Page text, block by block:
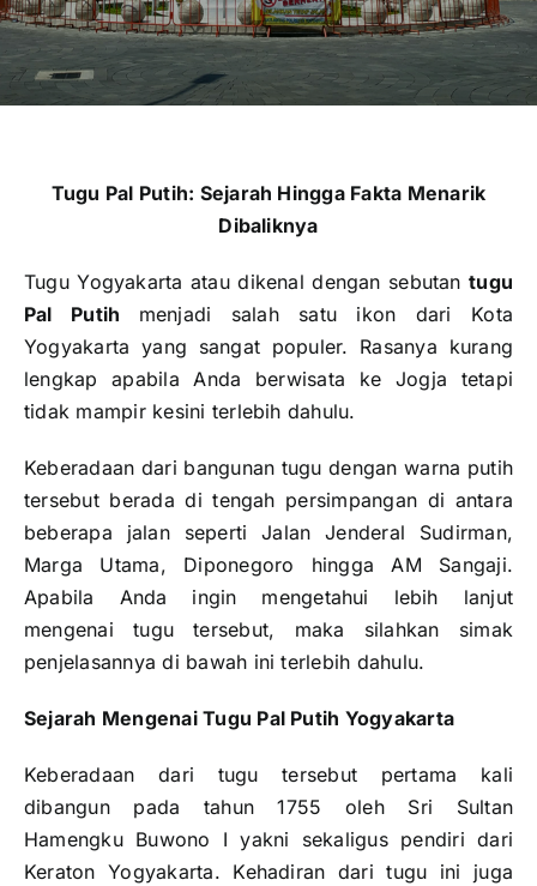
Publikasi
Peta Wisata
Tugu Pal Putih: Sejarah Hingga Fakta Menarik
Dibaliknya
Tugu Yogyakarta atau dikenal dengan sebutantugu
Pal Putih menjadi salah satu ikon dari Kota
Yogyakarta yang sangat populer. Rasanya kurang
lengkap apabila Anda berwisata ke Jogja tetapi
tidak mampir kesini terlebih dahulu.
Keberadaan dari bangunan tugu dengan warna putih
tersebut berada di tengah persimpangan di antara
beberapa jalan seperti Jalan Jenderal Sudirman,
Marga Utama, Diponegoro hingga AM Sangaji.
Apabila Anda ingin mengetahui lebih lanjut
mengenai tugu tersebut, maka silahkan simak
penjelasannya di bawah ini terlebih dahulu.
Sejarah Mengenai Tugu Pal Putih Yogyakarta
Keberadaan dari tugu tersebut pertama kali
dibangun pada tahun 1755 oleh Sri Sultan
Hamengku Buwono I yakni sekaligus pendiri dari
Keraton Yogyakarta. Kehadiran dari tugu ini juga